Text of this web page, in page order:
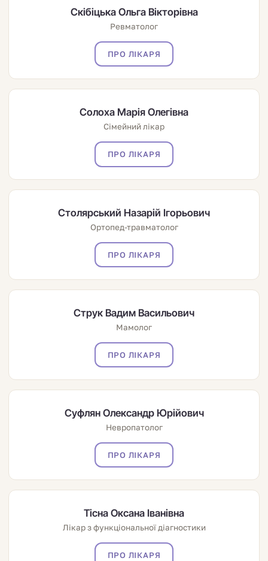
Скібіцька Ольга Вікторівна
Ревматолог
ПРО ЛІКАРЯ
Солоха Марія Олегівна
Сімейний лікар
ПРО ЛІКАРЯ
Столярський Назарій Ігорьович
Ортопед-травматолог
ПРО ЛІКАРЯ
Струк Вадим Васильович
Мамолог
ПРО ЛІКАРЯ
Суфлян Олександр Юрійович
Невропатолог
ПРО ЛІКАРЯ
Тісна Оксана Іванівна
Лікар з функціональної діагностики
ПРО ЛІКАРЯ